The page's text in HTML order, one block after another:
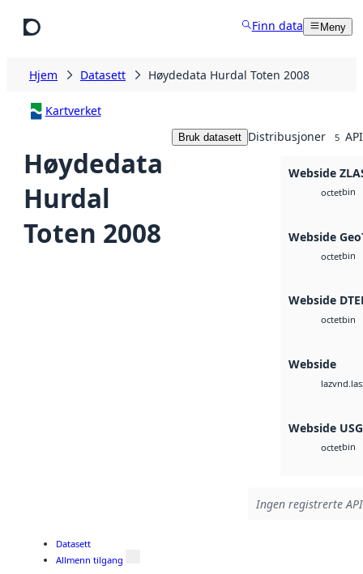
Finn data Meny
Hjem Datasett Høydedata Hurdal Toten 2008
Kartverket
Høydedata
Hurdal
Toten 2008
Bruk datasett Distribusjoner 5
Webside
octetbin
Webside
octetbin
Webside
octetbin
Webside
laz
Webside
octetbin
Ingen registrerte
Datasett
Allmenn tilgang